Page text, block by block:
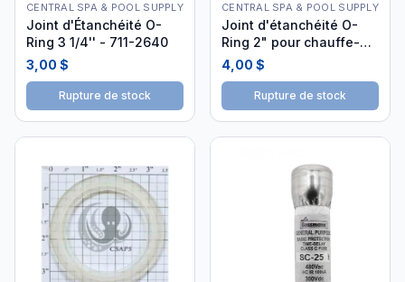
CENTRAL SPA & POOL SUPPLY
Joint d'Étanchéité O-
Ring 3 1/4'' - 711-2640
3,00 $
Rupture de stock
CENTRAL SPA & POOL SUPPLY
Joint d'étanchéité O-
Ring 2" pour chauffe-
eau spa - 711-4030
4,00 $
Rupture de stock